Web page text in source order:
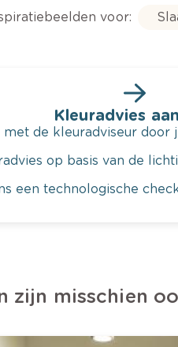
voor:
Kleuradvies
met de kleuradviseur door
op basis van de
een technologische
zijn misschien